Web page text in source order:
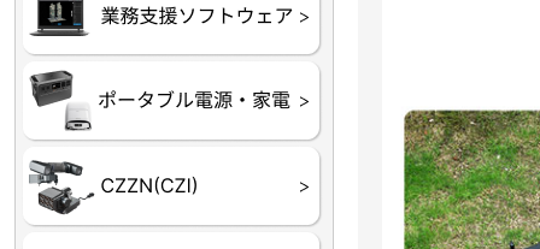
GL10
GL60
LP12
MP130
TH4